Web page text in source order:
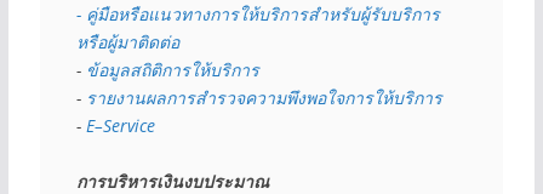
- คู่มือหรือแนวทางการให้บริการสำหรับผู้รับบริการ
หรือผู้มาติดต่อ
- ข้อมูลสถิติการให้บริการ
- รายงานผลการสำรวจความพึงพอใจการให้บริการ
- E–Service
การบริหารเงินงบประมาณ